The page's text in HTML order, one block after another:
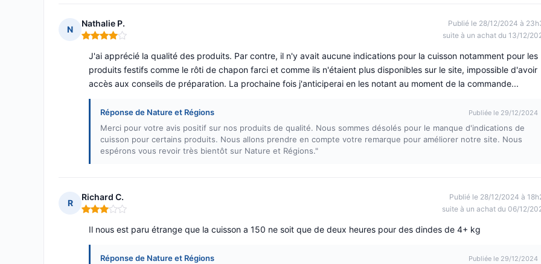
N
Nathalie P.
Note : 4 sur 5
Publié le 28/12/2024 à
suite à un achat du 13/12/
J'ai apprécié la qualité des produits. Par contre, il n'y avait aucune indications pour la cuisson notamment pour les
produits festifs comme le rôti de chapon farci et comme ils n'étaient plus disponibles sur le site, impossible d'avoir
accès aux conseils de préparation. La prochaine fois j'anticiperai en les notant au moment de la commande...
Réponse de Nature et Régions Publiée le 29/12/2024
Merci pour votre avis positif sur nos produits de qualité. Nous sommes désolés pour le manque d'indications de
cuisson pour certains produits. Nous allons prendre en compte votre remarque pour améliorer notre site. Nous
espérons vous revoir très bientôt sur Nature et Régions."
R
Richard C.
Note : 3 sur 5
Publié le 28/12/2024 à
suite à un achat du 06/12/
Il nous est paru étrange que la cuisson a 150 ne soit que de deux heures pour des dindes de 4+ kg
Réponse de Nature et Régions Publiée le 29/12/2024